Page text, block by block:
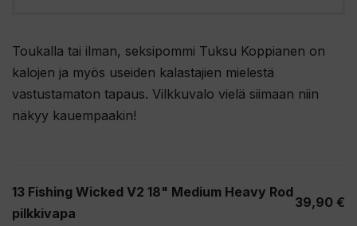
Toukalla tai ilman, seksipommi Tuksu Koppianen on
kalojen ja myös useiden kalastajien mielestä
vastustamaton tapaus. Vilkkuvalo vielä siimaan niin
näkyy kauempaakin!
13 Fishing Wicked V2 18" Medium Heavy Rod
pilkkivapa
39,90 €